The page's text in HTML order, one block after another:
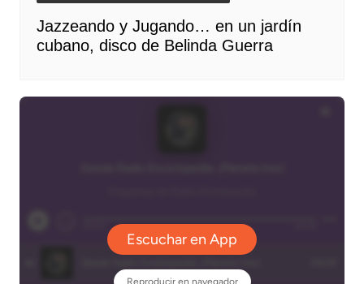
Jazzeando y Jugando… en un jardín
cubano, disco de Belinda Guerra